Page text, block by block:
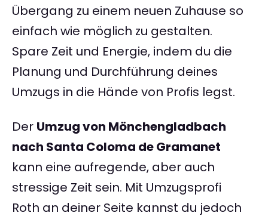
Übergang zu einem neuen Zuhause so
einfach wie möglich zu gestalten.
Spare Zeit und Energie, indem du die
Planung und Durchführung deines
Umzugs in die Hände von Profis legst.
Der Umzug von Mönchengladbach
nach Santa Coloma de Gramanet
kann eine aufregende, aber auch
stressige Zeit sein. Mit Umzugsprofi
Roth an deiner Seite kannst du jedoch